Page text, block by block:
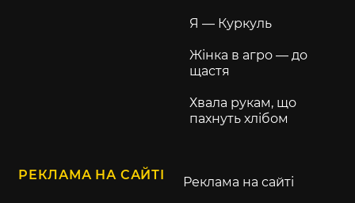
Я — Куркуль
Жінка в агро — до
щастя
Хвала рукам, що
пахнуть хлібом
РЕКЛАМА НА САЙТІ Реклама на сайті